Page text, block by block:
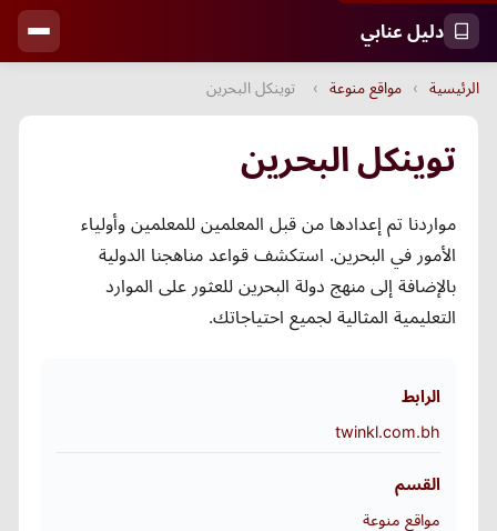
دليل عنابي
الرئيسية › مواقع منوعة › توينكل البحرين
توينكل البحرين
مواردنا تم إعدادها من قبل المعلمين للمعلمين وأولياء
الأمور في البحرين. استكشف قواعد مناهجنا الدولية
بالإضافة إلى منهج دولة البحرين للعثور على الموارد
التعليمية المثالية لجميع احتياجاتك.
الرابط
twinkl.com.bh
القسم
مواقع منوعة